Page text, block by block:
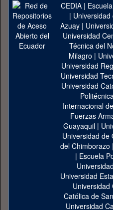
CEDIA|
|
Azuay|
Universidad
Técnica del
Milagro |
Universidad
Universidad
Universidad
Internacional
Fuerzas
Guayaquil|
Universidad de
del Chimborazo |
| Escuela
Universidad
Universidad
Católica de
Universidad